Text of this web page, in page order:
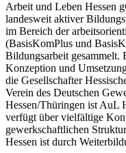
Arbeit und Leben Hessen
landesweit aktiver
im Bereich der
(BasisKomPlus und
Bildungsarbeit gesammelt.
Konzeption und
die Gesellschafter
Verein des Deutschen
Hessen/Thüringen ist AuL
verfügt über vielfältige
gewerkschaftlichen
Hessen ist durch